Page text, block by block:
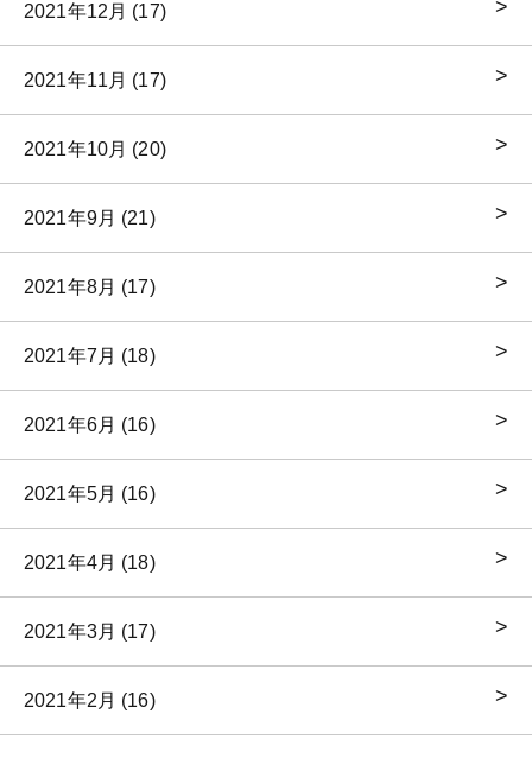
2021年12月 (17)
2021年11月 (17)
2021年10月 (20)
2021年9月 (21)
2021年8月 (17)
2021年7月 (18)
2021年6月 (16)
2021年5月 (16)
2021年4月 (18)
2021年3月 (17)
2021年2月 (16)